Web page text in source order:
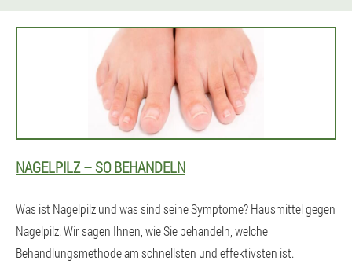
NAGELPILZ – SO BEHANDELN
Was ist Nagelpilz und was sind seine Symptome? Hausmittel gegen
Nagelpilz. Wir sagen Ihnen, wie Sie behandeln, welche
Behandlungsmethode am schnellsten und effektivsten ist.